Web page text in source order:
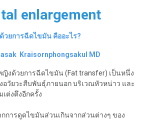
enlargement
วยการฉีดไขมัน คืออะไร?
Kraisornphongsakul MD
ญิงด้วยการฉีดไขมัน (Fat transfer) เป็นหนึ่ง
อวัยวะสืบพันธุ์ภายนอก บริเวณหัวหน่าว และ
ต่งตึงอีกครั้ง
การดูดไขมันส่วนเกินจากส่วนต่างๆ ของ